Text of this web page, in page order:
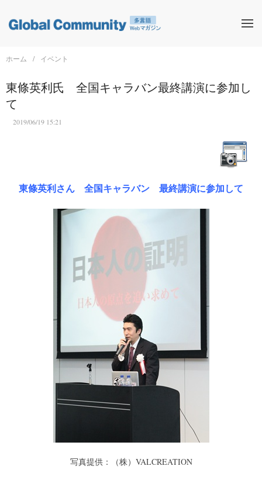
ホーム イベント
東條英利氏 全国キャラバン最終講演に参加し
て
2019/06/19 15:21
東條英利さん 全国キャラバン 最終講演に参加して
写真提供：（株）VALCREATION